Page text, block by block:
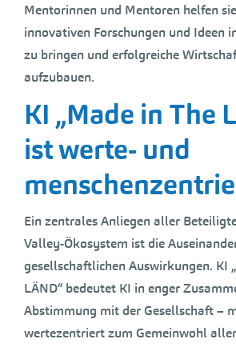
Mentorinnen und Mentoren helfen
innovativen Forschungen und Ideen
zu bringen und erfolgreiche
aufzubauen.
KI „Made in The
ist werte- und
Ein zentrales Anliegen aller
Valley-Ökosystem ist die
gesellschaftlichen Auswirkungen. KI
LÄND“ bedeutet KI in enger
Abstimmung mit der Gesellschaft –
wertezentriert zum Gemeinwohl